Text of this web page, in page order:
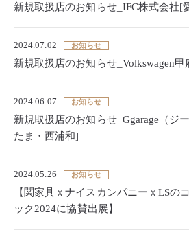
新規取扱店のお知らせ_IFC株式会社[
2024.07.02 お知らせ
新規取扱店のお知らせ_Volkswagen
2024.06.07 お知らせ
新規取扱店のお知らせ_Ggarage（ジ
たま・西浦和]
2024.05.26 お知らせ
【関家具ｘナイスカンパニーｘLSの
ック2024に協賛出展】